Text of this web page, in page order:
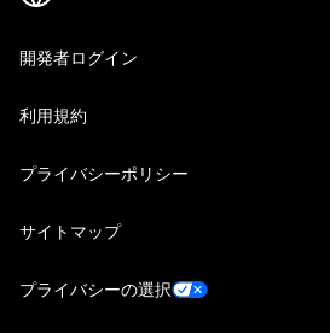
開発者ログイン
利用規約
プライバシーポリシー
サイトマップ
プライバシーの選択